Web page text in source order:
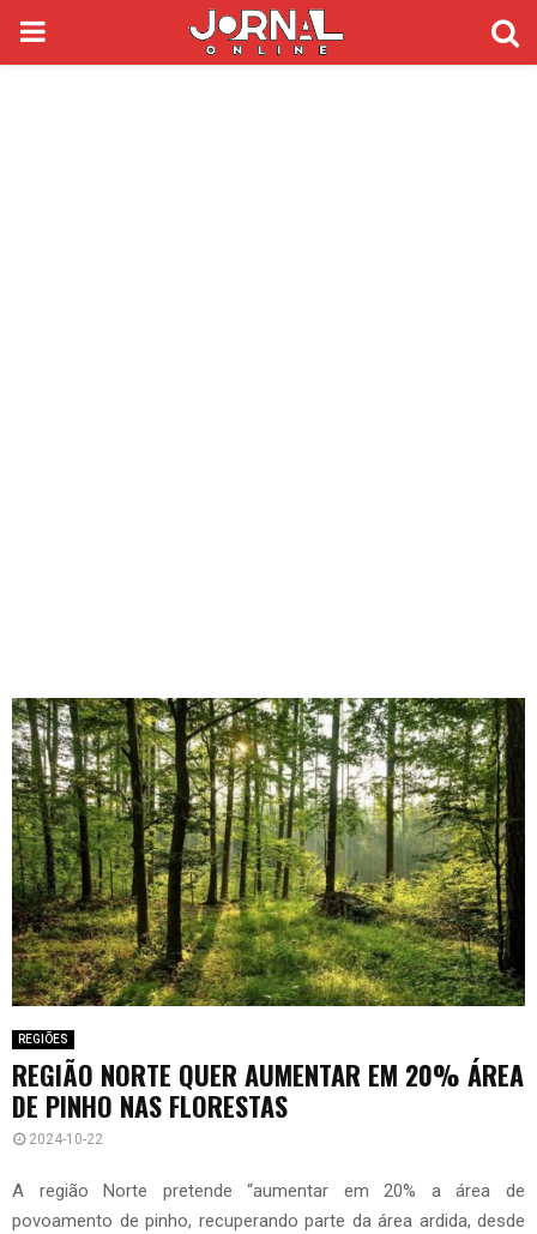
PRIMARY
REGIÕES
REGIÃO NORTE QUER AUMENTAR EM 20% ÁREA
DE PINHO NAS FLORESTAS
2024-10-22
A região Norte pretende “aumentar em 20% a área de
povoamento de pinho, recuperando parte da área ardida, desde